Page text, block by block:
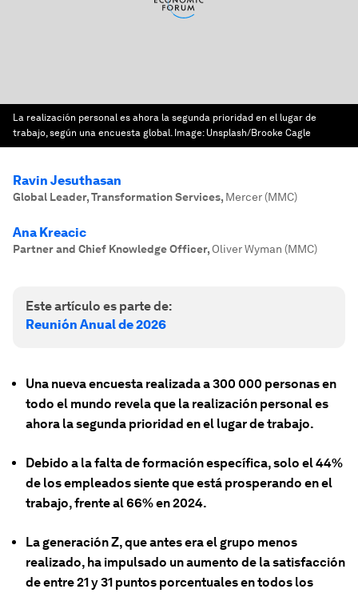
La realización personal es ahora la segunda prioridad en el lugar de
trabajo, según una encuesta global. Image: Unsplash/Brooke Cagle
Ravin Jesuthasan
Global Leader, Transformation Services, Mercer (MMC)
Ana Kreacic
Partner and Chief Knowledge Officer, Oliver Wyman (MMC)
Este artículo es parte de:
Reunión Anual de 2026
Una nueva encuesta realizada a 300 000 personas en
todo el mundo revela que la realización personal es
ahora la segunda prioridad en el lugar de trabajo.
Debido a la falta de formación específica, solo el 44%
de los empleados siente que está prosperando en el
trabajo, frente al 66% en 2024.
La generación Z, que antes era el grupo menos
realizado, ha impulsado un aumento de la satisfacción
de entre 21 y 31 puntos porcentuales en todos los